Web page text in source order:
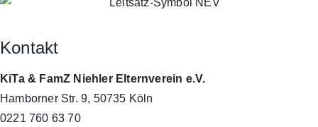
Kontakt
KiTa & FamZ Niehler Elternverein e.V.
Hamborner Str. 9, 50735 Köln
0221 760 63 70